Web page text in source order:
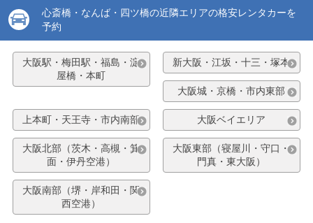
心斎橋・なんば・四ツ橋の近隣エリアの格安レンタカーを
予約
大阪駅・梅田駅・福島・淀
屋橋・本町
新大阪・江坂・十三・塚本
大阪城・京橋・市内東部
上本町・天王寺・市内南部 大阪ベイエリア
大阪北部（茨木・高槻・箕
面・伊丹空港）
大阪東部（寝屋川・守口・
門真・東大阪）
大阪南部（堺・岸和田・関
西空港）